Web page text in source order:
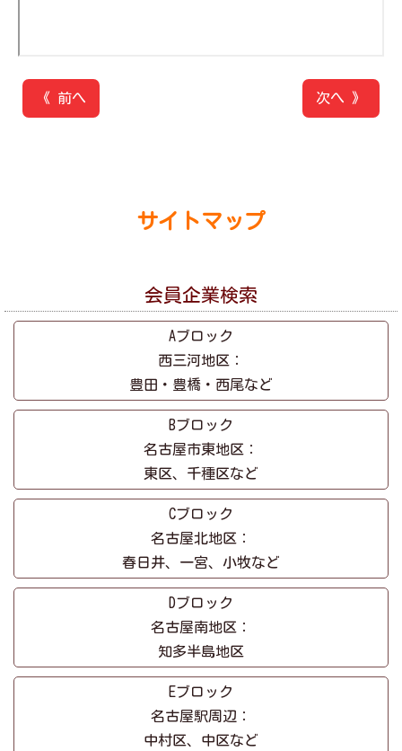
《 前へ 次へ 》
サイトマップ
会員企業検索
Aブロック
西三河地区：
豊田・豊橋・西尾など
Bブロック
名古屋市東地区：
東区、千種区など
Cブロック
名古屋北地区：
春日井、一宮、小牧など
Dブロック
名古屋南地区：
知多半島地区
Eブロック
名古屋駅周辺：
中村区、中区など